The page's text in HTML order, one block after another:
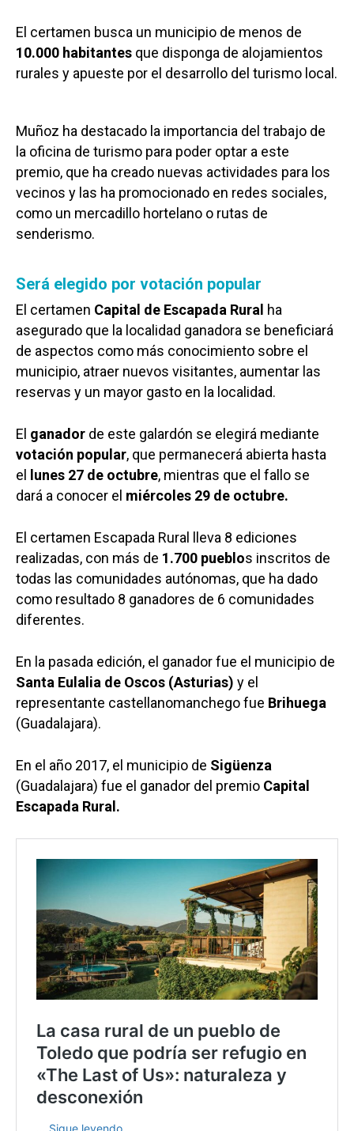
El certamen busca un municipio de menos de
10.000 habitantes que disponga de alojamientos
rurales y apueste por el desarrollo del turismo local.
Muñoz ha destacado la importancia del trabajo de
la oficina de turismo para poder optar a este
premio, que ha creado nuevas actividades para los
vecinos y las ha promocionado en redes sociales,
como un mercadillo hortelano o rutas de
senderismo.
Será elegido por votación popular
El certamen Capital de Escapada Rural ha
asegurado que la localidad ganadora se beneficiará
de aspectos como más conocimiento sobre el
municipio, atraer nuevos visitantes, aumentar las
reservas y un mayor gasto en la localidad.
El ganador de este galardón se elegirá mediante
votación popular, que permanecerá abierta hasta
el
lunes 27 de octubre, mientras que el fallo se
dará a conocer el miércoles 29 de octubre.
El certamen Escapada Rural lleva 8 ediciones
realizadas, con más de 1.700 pueblos inscritos de
todas las comunidades autónomas, que ha dado
como resultado 8 ganadores de 6 comunidades
diferentes.
En la pasada edición, el ganador fue el municipio de
Santa Eulalia de Oscos (Asturias) y el
representante castellanomanchego fue Brihuega
(Guadalajara).
En el año 2017, el municipio de Sigüenza
(Guadalajara) fue el ganador del premio Capital
Escapada Rural.